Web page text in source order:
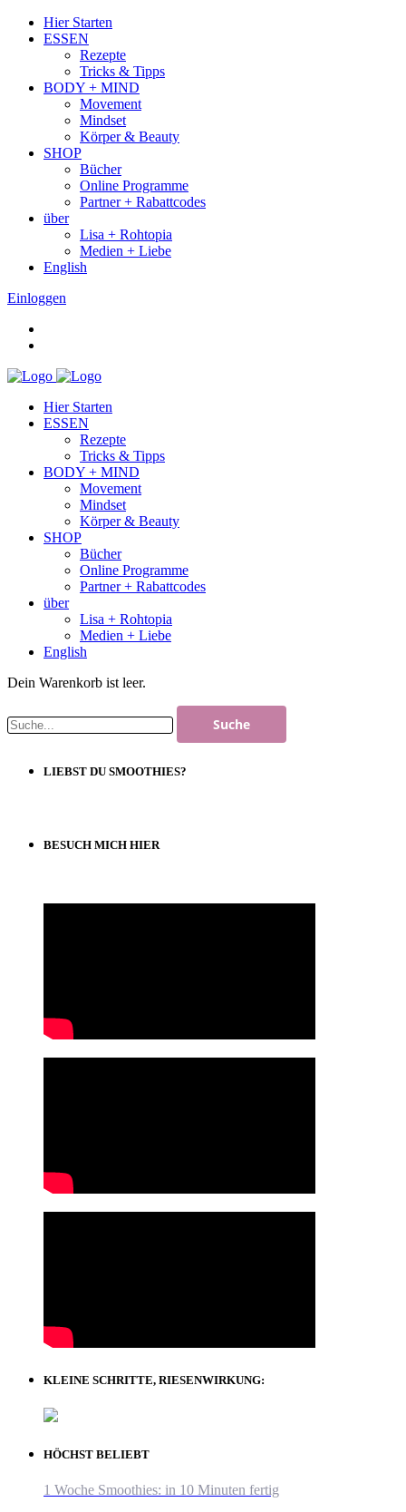
Hier Starten
ESSEN
Rezepte
Tricks & Tipps
BODY + MIND
Movement
Mindset
Körper & Beauty
SHOP
Bücher
Online Programme
Partner + Rabattcodes
über
Lisa + Rohtopia
Medien + Liebe
English
Einloggen
Hier Starten
ESSEN
Rezepte
Tricks & Tipps
BODY + MIND
Movement
Mindset
Körper & Beauty
SHOP
Bücher
Online Programme
Partner + Rabattcodes
über
Lisa + Rohtopia
Medien + Liebe
English
Dein Warenkorb ist leer.
LIEBST DU SMOOTHIES?
BESUCH MICH HIER
KLEINE SCHRITTE, RIESENWIRKUNG:
HÖCHST BELIEBT
1 Woche Smoothies: in 10 Minuten fertig